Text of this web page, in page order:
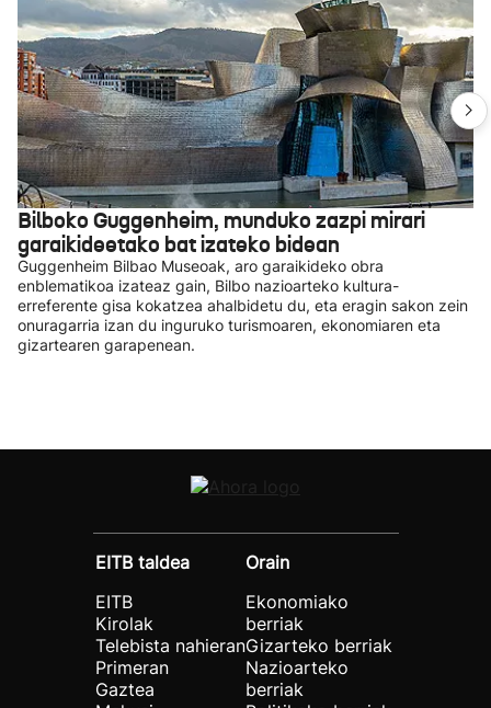
Bilboko Guggenheim, munduko zazpi mirari
garaikideetako bat izateko bidean
Guggenheim Bilbao Museoak, aro garaikideko obra
enblematikoa izateaz gain, Bilbo nazioarteko kultura-
erreferente gisa kokatzea ahalbidetu du, eta eragin sakon zein
onuragarria izan du inguruko turismoaren, ekonomiaren eta
gizartearen garapenean.
EITB taldea
EITB
Kirolak
Telebista nahieran
Primeran
Gaztea
Orain
Ekonomiako
berriak
Gizarteko berriak
Nazioarteko
berriak